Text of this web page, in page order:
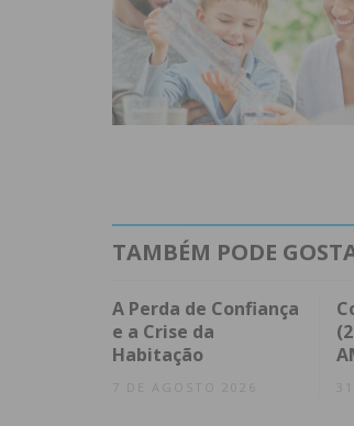
TAMBÉM PODE
A Perda de Confiança
e a Crise da
Habitação
7 DE AGOSTO 2026